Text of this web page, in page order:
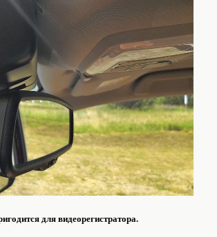
для видеорегистратора.